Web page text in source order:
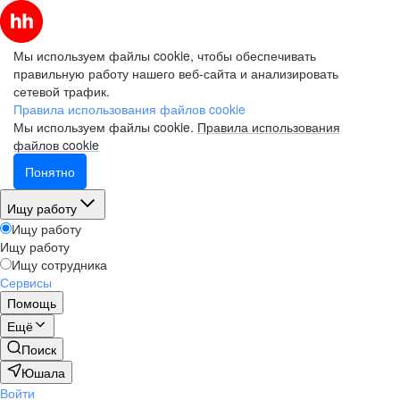
Мы используем файлы cookie, чтобы обеспечивать
правильную работу нашего веб-сайта и анализировать
сетевой трафик.
Правила использования файлов cookie
Мы используем файлы cookie. Правила использования
файлов cookie
Понятно
Ищу работу
Ищу работу
Ищу работу
Ищу сотрудника
Сервисы
Помощь
Ещё
Поиск
Юшала
Войти